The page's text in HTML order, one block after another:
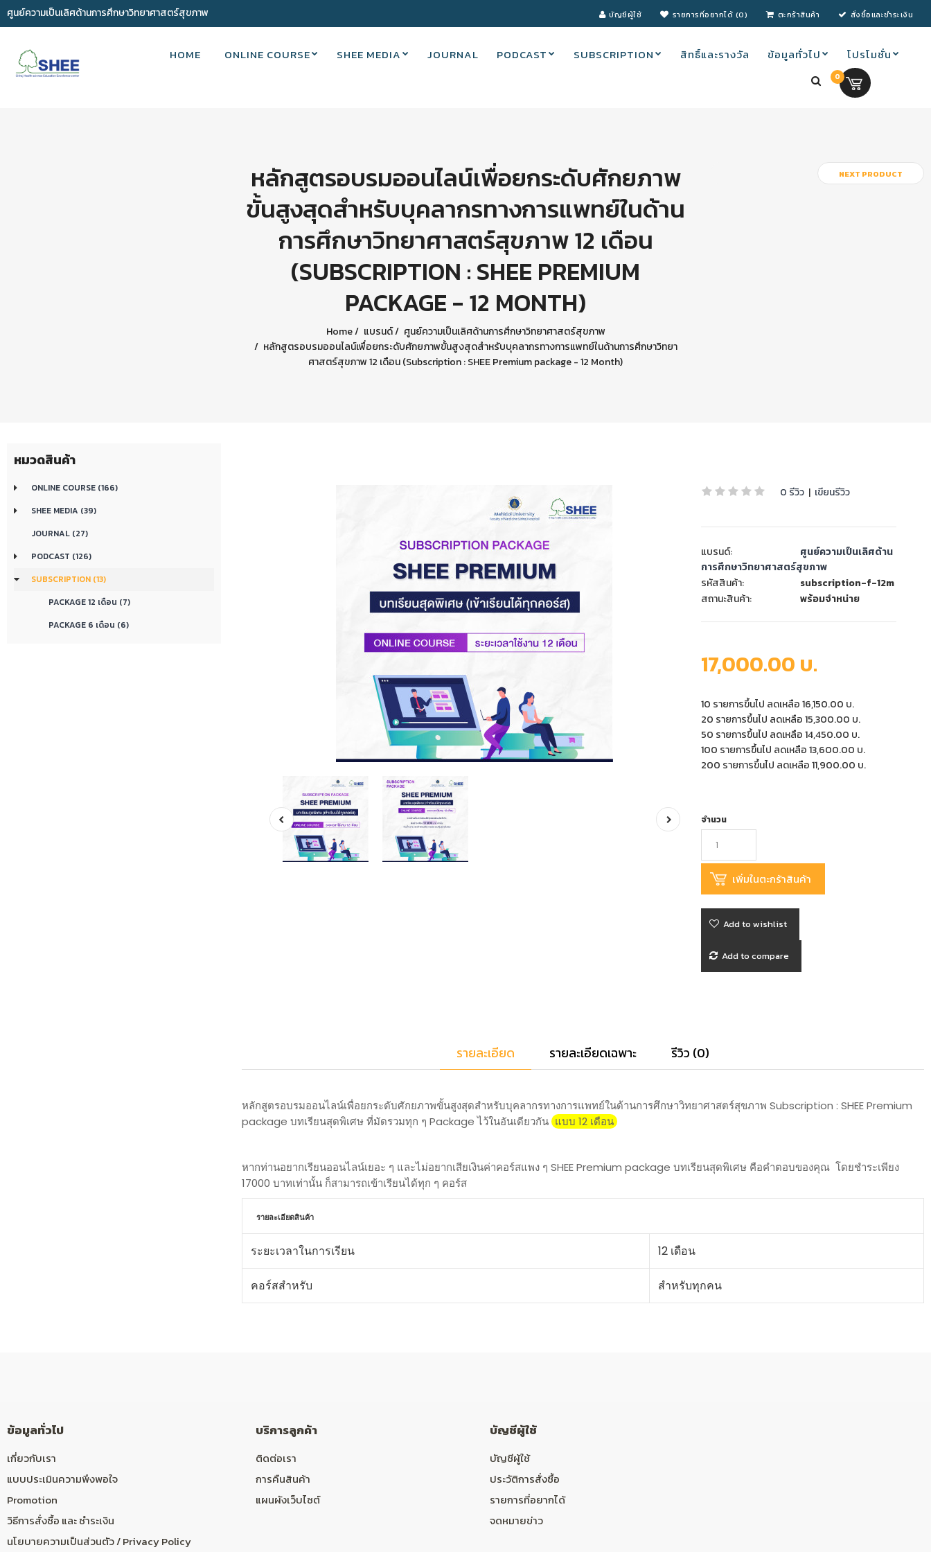
ศูนย์ความเป็นเลิศด้านการศึกษาวิทยาศาสตร์สุขภาพ บัญชีผู้ใช้ รายการที่อยากได้ (0) ตะกร้าสินค้า สั่งซื้อและชำระเงิน
HOME ONLINE COURSE SHEE MEDIA JOURNAL PODCAST SUBSCRIPTION สิทธิ์และรางวัล ข้อมูลทั่วไป โปรโมชั่น
0
หลักสูตรอบรมออนไลน์เพื่อยกระดับศักยภาพ
ขั้นสูงสุดสำหรับบุคลากรทางการแพทย์ในด้าน
การศึกษาวิทยาศาสตร์สุขภาพ 12 เดือน
(SUBSCRIPTION : SHEE PREMIUM
PACKAGE - 12 MONTH)
Home แบรนด์
ศูนย์ความเป็นเลิศด้านการศึกษาวิทยาศาสตร์สุขภาพ
หลักสูตรอบรมออนไลน์เพื่อยกระดับศักยภาพขั้นสูงสุดสำหรับบุคลากรทางการแพทย์ในด้านการศึกษาวิทยา
ศาสตร์สุขภาพ 12 เดือน (Subscription : SHEE Premium package - 12 Month)
NEXT PRODUCT
หมวดสินค้า
ONLINE COURSE (166)
SHEE MEDIA (39)
JOURNAL (27)
PODCAST (126)
SUBSCRIPTION (13)
PACKAGE 12 เดือน (7)
PACKAGE 6 เดือน (6)
0 รีวิว | เขียนรีวิว
แบรนด์:
ศูนย์ความเป็นเลิศด้าน
การศึกษาวิทยาศาสตร์สุขภาพ
รหัสสินค้า:
subscription-f-12m
สถานะสินค้า:
พร้อมจำหน่าย
17,000.00 บ.
10 รายการขึ้นไป ลดเหลือ 16,150.00 บ.
20 รายการขึ้นไป ลดเหลือ 15,300.00 บ.
50 รายการขึ้นไป ลดเหลือ 14,450.00 บ.
100 รายการขึ้นไป ลดเหลือ 13,600.00 บ.
200 รายการขึ้นไป ลดเหลือ 11,900.00 บ.
จำนวน
Add to wishlist
Add to compare
รายละเอียด รายละเอียดเฉพาะ รีวิว (0)
หลักสูตรอบรมออนไลน์เพื่อยกระดับศักยภาพขั้นสูงสุดสำหรับบุคลากรทางการแพทย์ในด้านการศึกษาวิทยาศาสตร์สุขภาพ Subscription : SHEE Premium
package บทเรียนสุดพิเศษ ที่มัดรวมทุก ๆ Package ไว้ในอันเดียวกัน แบบ 12 เดือน
หากท่านอยากเรียนออนไลน์เยอะ ๆ และไม่อยากเสียเงินค่าคอร์สแพง ๆ SHEE Premium package บทเรียนสุดพิเศษ คือคำตอบของคุณ โดยชำระเพียง
17000 บาทเท่านั้น ก็สามารถเข้าเรียนได้ทุก ๆ คอร์ส
รายละเอียดสินค้า
ระยะเวลาในการเรียน 12 เดือน
คอร์สสำหรับ สำหรับทุกคน
ข้อมูลทั่วไป
เกี่ยวกับเรา
แบบประเมินความพึงพอใจ
Promotion
วิธีการสั่งซื้อ และ ชำระเงิน
นโยบายความเป็นส่วนตัว / Privacy Policy
บริการลูกค้า
ติดต่อเรา
การคืนสินค้า
แผนผังเว็บไซต์
บัญชีผู้ใช้
บัญชีผู้ใช้
ประวัติการสั่งซื้อ
รายการที่อยากได้
จดหมายข่าว